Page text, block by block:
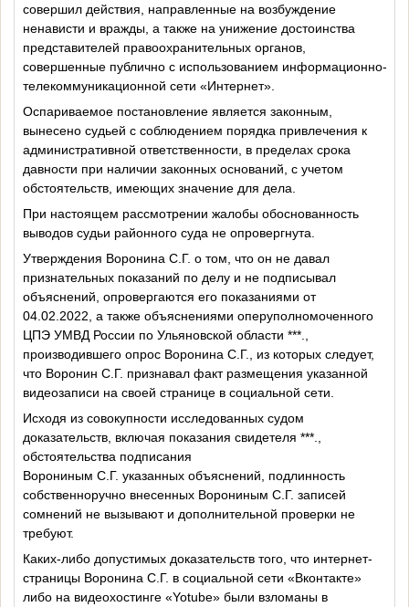
совершил действия, направленные на возбуждение
ненависти и вражды, а также на унижение достоинства
представителей правоохранительных органов,
совершенные публично с использованием информационно-
телекоммуникационной сети «Интернет».
Оспариваемое постановление является законным,
вынесено судьей с соблюдением порядка привлечения к
административной ответственности, в пределах срока
давности при наличии законных оснований, с учетом
обстоятельств, имеющих значение для дела.
При настоящем рассмотрении жалобы обоснованность
выводов судьи районного суда не опровергнута.
Утверждения Воронина С.Г. о том, что он не давал
признательных показаний по делу и не подписывал
объяснений, опровергаются его показаниями от
04.02.2022, а также объяснениями оперуполномоченного
ЦПЭ УМВД России по Ульяновской области ***.,
производившего опрос Воронина С.Г., из которых следует,
что Воронин С.Г. признавал факт размещения указанной
видеозаписи на своей странице в социальной сети.
Исходя из совокупности исследованных судом
доказательств, включая показания свидетеля ***.,
обстоятельства подписания
Ворониным С.Г. указанных объяснений, подлинность
собственноручно внесенных Ворониным С.Г. записей
сомнений не вызывают и дополнительной проверки не
требуют.
Каких-либо допустимых доказательств того, что интернет-
страницы Воронина С.Г. в социальной сети «Вконтакте»
либо на видеохостинге «Yotube» были взломаны в